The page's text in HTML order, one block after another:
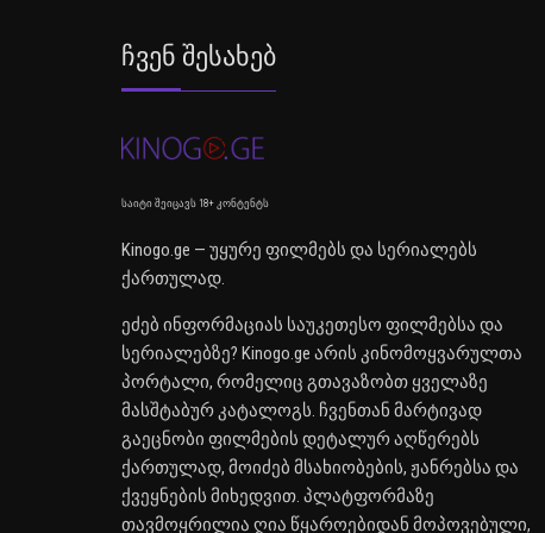
Ჩვენ Შესახებ
საიტი შეიცავს 18+ კონტენტს
Kinogo.ge — უყურე ფილმებს და სერიალებს
ქართულად.
ეძებ ინფორმაციას საუკეთესო ფილმებსა და
სერიალებზე? Kinogo.ge არის კინომოყვარულთა
პორტალი, რომელიც გთავაზობთ ყველაზე
მასშტაბურ კატალოგს. ჩვენთან მარტივად
გაეცნობი ფილმების დეტალურ აღწერებს
ქართულად, მოიძებ მსახიობების, ჟანრებსა და
ქვეყნების მიხედვით. პლატფორმაზე
თავმოყრილია ღია წყაროებიდან მოპოვებული,